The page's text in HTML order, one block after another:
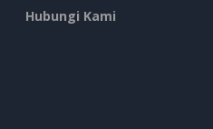
Hubungi Kami